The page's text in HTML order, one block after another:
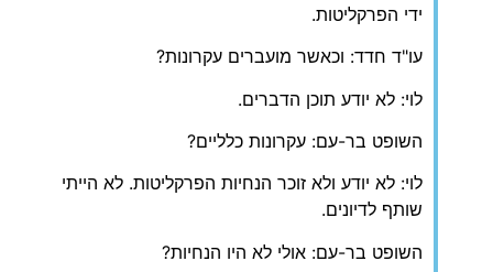
ידי הפרקליטות.
עו"ד חדד: וכאשר מועברים עקרונות?
לוי: לא יודע תוכן הדברים.
השופט בר-עם: עקרונות כלליים?
לוי: לא יודע ולא זוכר הנחיות הפרקליטות. לא הייתי
שותף לדיונים.
השופט בר-עם: אולי לא היו הנחיות?